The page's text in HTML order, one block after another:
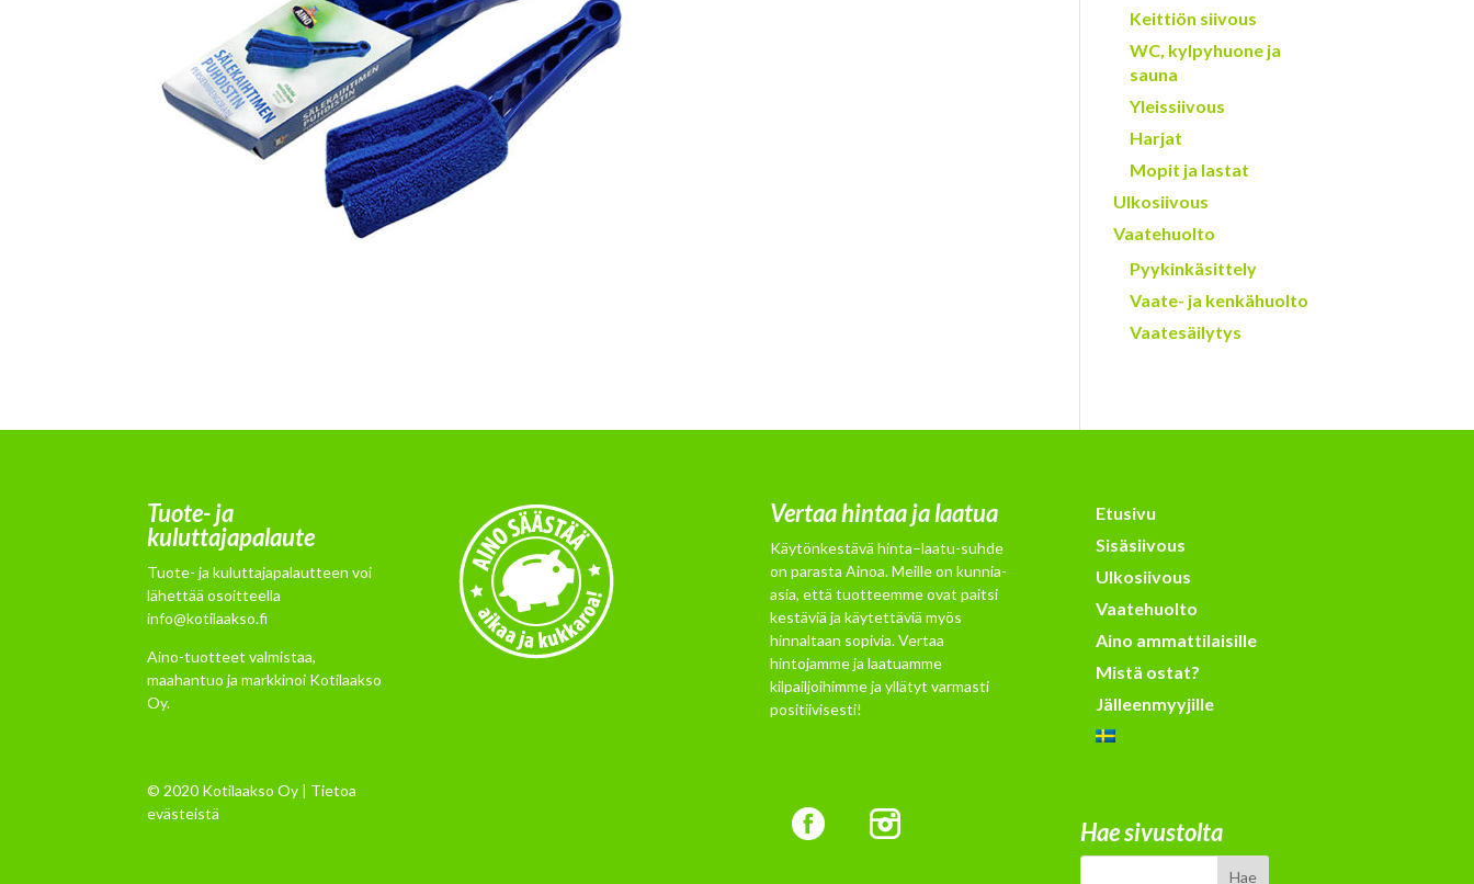
Keittiön siivous
WC, kylpyhuone ja
sauna
Yleissiivous
Harjat
Mopit ja lastat
Ulkosiivous
Vaatehuolto
Pyykinkäsittely
Vaate- ja kenkähuolto
Vaatesäilytys
Tuote- ja
kuluttajapalaute
Tuote- ja kuluttajapalautteen voi
lähettää osoitteella
info@kotilaakso.fi
Aino-tuotteet valmistaa,
maahantuo ja markkinoi Kotilaakso
Oy.
© 2020 Kotilaakso Oy | Tietoa
evästeistä
Vertaa hintaa ja laatua
Käytönkestävä hinta–laatu-suhde
on parasta Ainoa. Meille on kunnia-
asia, että tuotteemme ovat paitsi
kestäviä ja käytettäviä myös
hinnaltaan sopivia. Vertaa
hintojamme ja laatuamme
kilpailjoihimme ja yllätyt varmasti
positiivisesti!
Etusivu
Sisäsiivous
Ulkosiivous
Vaatehuolto
Aino ammattilaisille
Mistä ostat?
Jälleenmyyjille
Hae sivustolta